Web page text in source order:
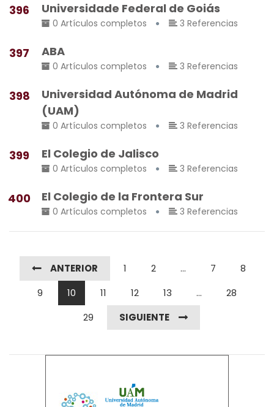
396 Universidade Federal de Goiás
0 Artículos completos 3 Referencias
397 ABA
0 Artículos completos 3 Referencias
398
Universidad Autónoma de Madrid
(UAM)
0 Artículos completos 3 Referencias
399 El Colegio de Jalisco
0 Artículos completos 3 Referencias
400 El Colegio de la Frontera Sur
0 Artículos completos 3 Referencias
ANTERIOR 1 2 ... 7
8
9
10 11 12 13 ...
28
29
SIGUIENTE